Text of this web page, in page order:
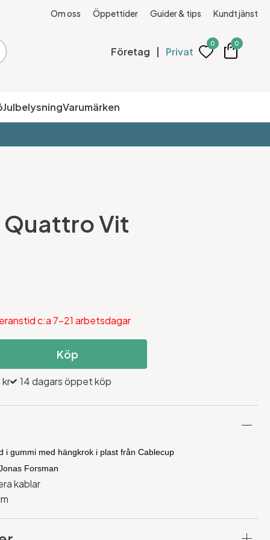
Om oss Öppettider Guider & tips Kundtjänst
Företag | Privat
0 0
JulbelysningVarumärken
Quattro Vit
c:a 7-21 arbetsdagar
Köp
kr 14 dagars öppet köp
i gummi med hängkrok i plast från Cablecup
Forsman
kablar